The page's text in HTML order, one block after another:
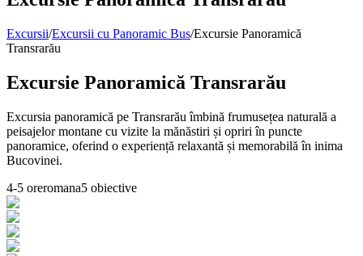
Excursii/Excursii cu Panoramic Bus/Excursie Panoramică
Transrarău
Excursie Panoramică Transrarău
Excursia panoramică pe Transrarău îmbină frumusețea naturală a
peisajelor montane cu vizite la mănăstiri și opriri în puncte
panoramice, oferind o experiență relaxantă și memorabilă în inima
Bucovinei.
4-5 oreromana5 obiective